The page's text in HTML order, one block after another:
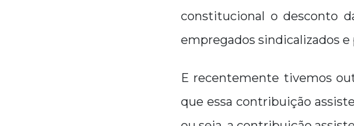
constitucional o desconto
empregados sindicalizados e
E recentemente tivemos
que essa contribuição